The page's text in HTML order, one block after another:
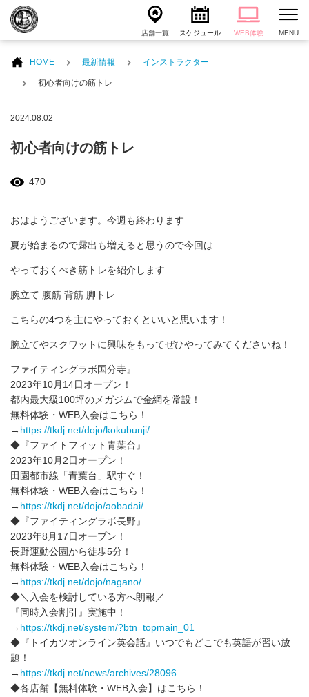
店舗一覧 スケジュール WEB体験 MENU
HOME 最新情報 インストラクター
初心者向けの筋トレ
2024.08.02
初心者向けの筋トレ
470
おはようございます。今週も終わります
夏が始まるので露出も増えると思うので今回は
やっておくべき筋トレを紹介します
腕立て 腹筋 背筋 脚トレ
こちらの4つを主にやっておくといいと思います！
腕立てやスクワットに興味をもってぜひやってみてくださいね！
ファイティングラボ国分寺』
2023年10月14日オープン！
都内最大級100坪のメガジムで金網を常設！
無料体験・WEB入会はこちら！
→ https://tkdj.net/dojo/kokubunji/
◆『ファイトフィット青葉台』
2023年10月2日オープン！
田園都市線「青葉台」駅すぐ！
無料体験・WEB入会はこちら！
→ https://tkdj.net/dojo/aobadai/
◆『ファイティングラボ長野』
2023年8月17日オープン！
長野運動公園から徒歩5分！
無料体験・WEB入会はこちら！
→ https://tkdj.net/dojo/nagano/
◆＼入会を検討している方へ朗報／
『同時入会割引』実施中！
→ https://tkdj.net/system/?btn=topmain_01
◆『トイカツオンライン英会話』いつでもどこでも英語が習い放
題！
→ https://tkdj.net/news/archives/28096
◆各店舗【無料体験・WEB入会】はこちら！